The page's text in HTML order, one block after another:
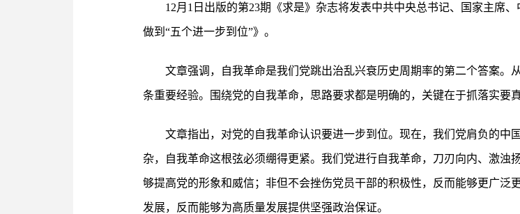
12月1日出版的第23期《求是》杂志将发表中共中央总书记、国家主席
做到“五个进一步到位”》。
文章强调，自我革命是我们党跳出治乱兴衰历史周期率的第二个答案。
条重要经验。围绕党的自我革命，思路要求都是明确的，关键在于抓落实要真
文章指出，对党的自我革命认识要进一步到位。现在，我们党肩负的中
杂，自我革命这根弦必须绷得更紧。我们党进行自我革命，刀刃向内、激浊
够提高党的形象和威信；非但不会挫伤党员干部的积极性，反而能够更广泛
发展，反而能够为高质量发展提供坚强政治保证。